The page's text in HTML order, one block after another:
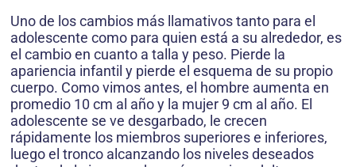
Uno de los cambios más llamativos tanto para el
adolescente como para quien está a su alrededor, es
el cambio en cuanto a talla y peso. Pierde la
apariencia infantil y pierde el esquema de su propio
cuerpo. Como vimos antes, el hombre aumenta en
promedio 10 cm al año y la mujer 9 cm al año. El
adolescente se ve desgarbado, le crecen
rápidamente los miembros superiores e inferiores,
luego el tronco alcanzando los niveles deseados